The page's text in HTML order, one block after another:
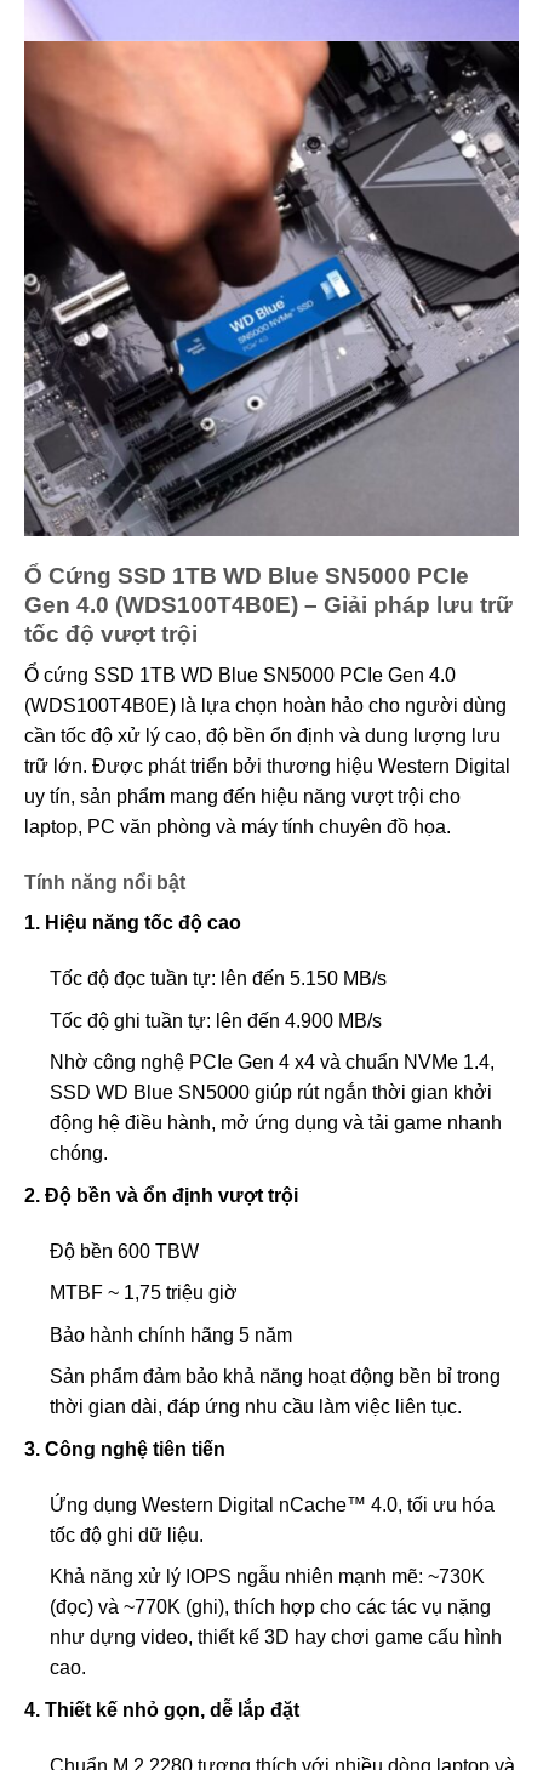
Ổ Cứng SSD 1TB WD Blue SN5000 PCIe
Gen 4.0 (WDS100T4B0E) – Giải pháp lưu trữ
tốc độ vượt trội
Ổ cứng SSD 1TB WD Blue SN5000 PCIe Gen 4.0
(WDS100T4B0E) là lựa chọn hoàn hảo cho người dùng
cần tốc độ xử lý cao, độ bền ổn định và dung lượng lưu
trữ lớn. Được phát triển bởi thương hiệu Western Digital
uy tín, sản phẩm mang đến hiệu năng vượt trội cho
laptop, PC văn phòng và máy tính chuyên đồ họa.
Tính năng nổi bật
1. Hiệu năng tốc độ cao
Tốc độ đọc tuần tự: lên đến 5.150 MB/s
Tốc độ ghi tuần tự: lên đến 4.900 MB/s
Nhờ công nghệ PCIe Gen 4 x4 và chuẩn NVMe 1.4,
SSD WD Blue SN5000 giúp rút ngắn thời gian khởi
động hệ điều hành, mở ứng dụng và tải game nhanh
chóng.
2. Độ bền và ổn định vượt trội
Độ bền 600 TBW
MTBF ~ 1,75 triệu giờ
Bảo hành chính hãng 5 năm
Sản phẩm đảm bảo khả năng hoạt động bền bỉ trong
thời gian dài, đáp ứng nhu cầu làm việc liên tục.
3. Công nghệ tiên tiến
Ứng dụng Western Digital nCache™ 4.0, tối ưu hóa
tốc độ ghi dữ liệu.
Khả năng xử lý IOPS ngẫu nhiên mạnh mẽ: ~730K
(đọc) và ~770K (ghi), thích hợp cho các tác vụ nặng
như dựng video, thiết kế 3D hay chơi game cấu hình
cao.
4. Thiết kế nhỏ gọn, dễ lắp đặt
Chuẩn M.2 2280 tương thích với nhiều dòng laptop và